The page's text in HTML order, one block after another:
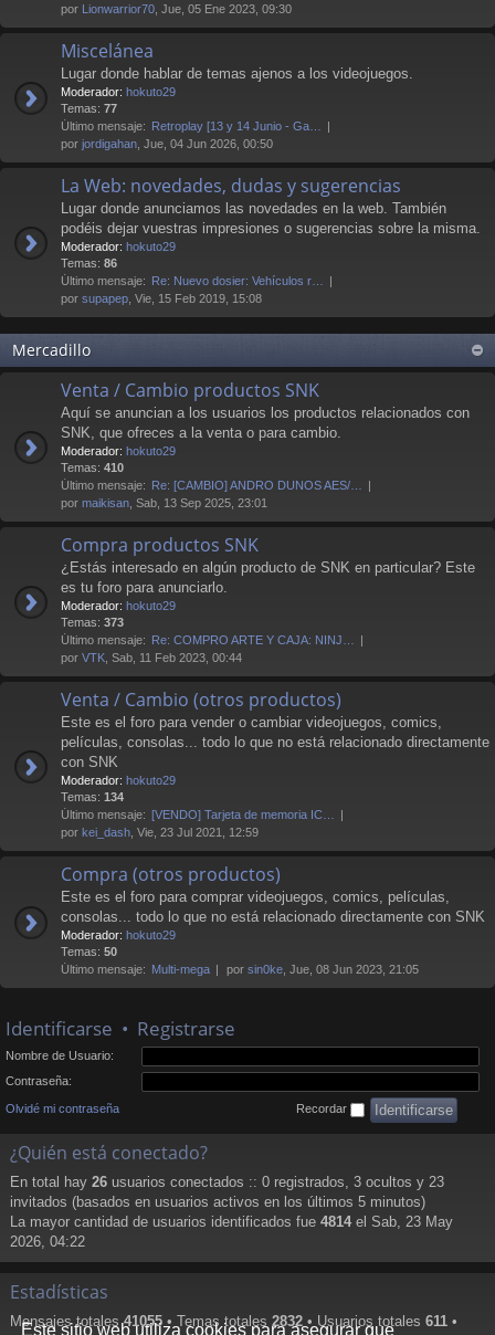
Este sitio web utiliza cookies para asegurar que
por Lionwarrior70 , Jue, 05 Ene 2023, 09:30
Miscelánea
Lugar donde hablar de temas ajenos a los videojuegos.
Moderador: hokuto29
Temas: 77
Último mensaje: Retroplay [13 y 14 Junio - Ga…
por jordigahan , Jue, 04 Jun 2026, 00:50
La Web: novedades, dudas y sugerencias
Lugar donde anunciamos las novedades en la web. También
podéis dejar vuestras impresiones o sugerencias sobre la misma.
Moderador: hokuto29
Temas: 86
Último mensaje: Re: Nuevo dosier: Vehículos r…
por supapep , Vie, 15 Feb 2019, 15:08
Mercadillo
Venta / Cambio productos SNK
Aquí se anuncian a los usuarios los productos relacionados con
SNK, que ofreces a la venta o para cambio.
Moderador: hokuto29
Temas: 410
Último mensaje: Re: [CAMBIO] ANDRO DUNOS AES/…
por maikisan , Sab, 13 Sep 2025, 23:01
Compra productos SNK
¿Estás interesado en algún producto de SNK en particular? Este
es tu foro para anunciarlo.
Moderador: hokuto29
Temas: 373
Último mensaje: Re: COMPRO ARTE Y CAJA: NINJ…
por VTK , Sab, 11 Feb 2023, 00:44
Venta / Cambio (otros productos)
Este es el foro para vender o cambiar videojuegos, comics,
películas, consolas... todo lo que no está relacionado directamente
con SNK
Moderador: hokuto29
Temas: 134
Último mensaje: [VENDO] Tarjeta de memoria IC…
por kei_dash , Vie, 23 Jul 2021, 12:59
Compra (otros productos)
Este es el foro para comprar videojuegos, comics, películas,
consolas... todo lo que no está relacionado directamente con SNK
Moderador: hokuto29
Temas: 50
Último mensaje: Multi-mega por sin0ke , Jue, 08 Jun 2023, 21:05
Identificarse • Registrarse
Nombre de Usuario:
Contraseña:
Olvidé mi contraseña Recordar
¿Quién está conectado?
En total hay 26 usuarios conectados :: 0 registrados, 3 ocultos y 23
invitados (basados en usuarios activos en los últimos 5 minutos)
La mayor cantidad de usuarios identificados fue 4814 el Sab, 23 May
2026, 04:22
Estadísticas
Mensajes totales41055 • Temas totales 2832 • Usuarios totales 611 •